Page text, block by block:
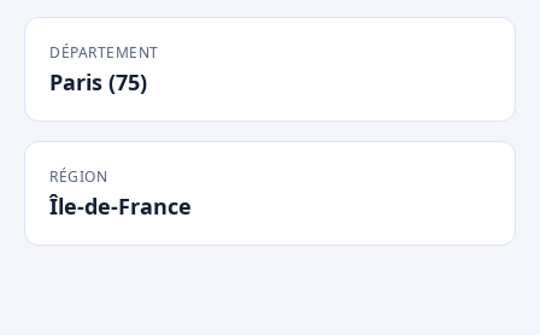
DÉPARTEMENT
Paris (75)
RÉGION
Île-de-France